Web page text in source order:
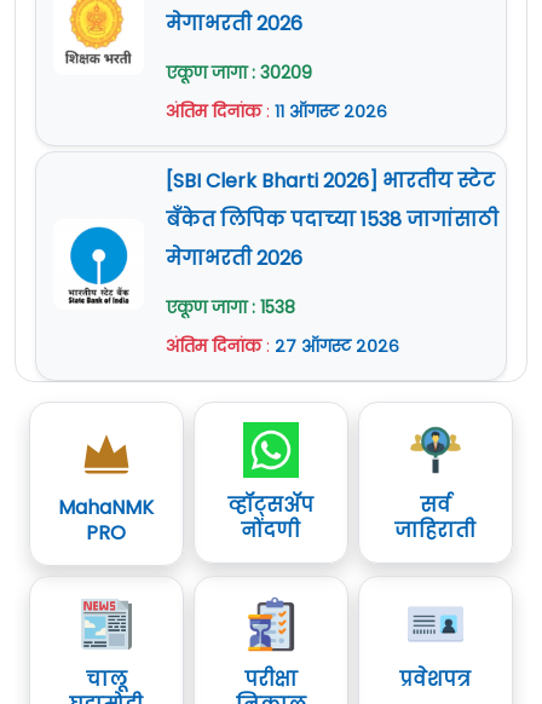
मेगाभरती 2026
एकूण जागा : 30209
अंतिम दिनांक: ११ ऑगस्ट २०२६
[SBI Clerk Bharti 2026] भारतीय स्टेट
बँकेत लिपिक पदाच्या 1538 जागांसाठी
मेगाभरती 2026
एकूण जागा : 1538
अंतिम दिनांक: २७ ऑगस्ट २०२६
MahaNMK
PRO
व्हॉट्सॲप
नोंदणी
सर्व
जाहिराती
चालू
परीक्षा
प्रवेशपत्र